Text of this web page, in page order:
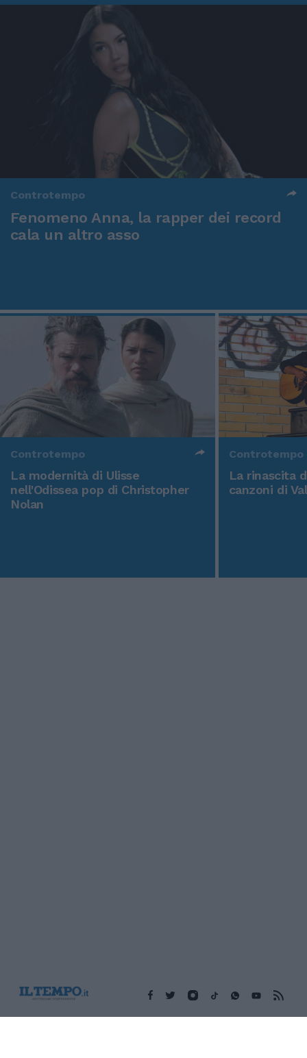
Controtempo
Fenomeno Anna, la rapper dei record
cala un altro asso
Controtempo
La modernità di Ulisse
nell'Odissea pop di Christopher
Nolan
Controtempo
La rinascita
canzoni di